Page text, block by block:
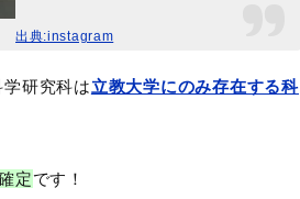
出典:instagram
研究科は立教大学にのみ存在する科
定です！